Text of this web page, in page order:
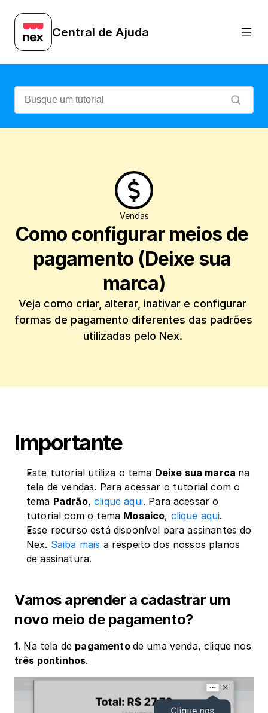
Central de Ajuda
Vendas
Como configurar meios de
pagamento (Deixe sua
marca)
Veja como criar, alterar, inativar e configurar
formas de pagamento diferentes das padrões
utilizadas pelo Nex.
Importante
Este tutorial utiliza o tema Deixe sua marca na
tela de vendas. Para acessar o tutorial com o
tema Padrão, clique aqui. Para acessar o
tutorial com o tema Mosaico, clique aqui.
Esse recurso está disponível para assinantes do
Nex. Saiba mais a respeito dos nossos planos
de assinatura.
Vamos aprender a cadastrar um
novo meio de pagamento?
1. Na tela de pagamento
três pontinhos.